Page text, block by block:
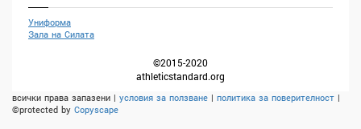
Униформа
Зала на Силата
©2015-2020
athleticstandard.org
всички права запазени | условия за ползване | политика за поверителност |
©protected by Copyscape